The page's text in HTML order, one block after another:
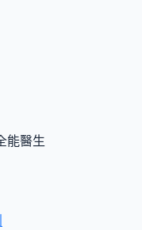
能醫生